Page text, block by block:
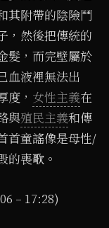
其附帶的陰險鬥
，然後把傳統的
髮，而完壁屬於
血液裡無法出
度， 女性主義在
與殖民主義和傳
首童謠像是母性/
的喪歌。
– 17:28)